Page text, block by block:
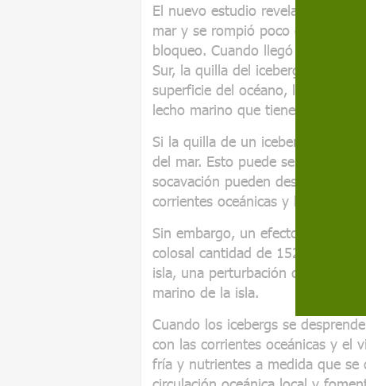
El nuevo estudio revela que el
mar y se rompió poco después,
bloqueo. Cuando llegó a las
Sur, la quilla del iceberg se había
superficie del océano, lo
lecho marino que tiene
Si la quilla de un iceberg es
del mar. Esto puede ser
socavación pueden destruir la
corrientes oceánicas y las rutas
Sin embargo, un efecto
colosal cantidad de 152.000
isla, una perturbación que podría
marino de la isla.
Cuando los icebergs se
con las corrientes oceánicas y el
fría y nutrientes a medida que se